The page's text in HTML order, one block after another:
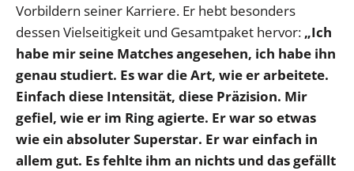
Vorbildern seiner Karriere. Er hebt besonders
dessen Vielseitigkeit und Gesamtpaket hervor: „Ich
habe mir seine Matches angesehen, ich habe ihn
genau studiert. Es war die Art, wie er arbeitete.
Einfach diese Intensität, diese Präzision. Mir
gefiel, wie er im Ring agierte. Er war so etwas
wie ein absoluter Superstar. Er war einfach in
allem gut. Es fehlte ihm an nichts und das gefällt